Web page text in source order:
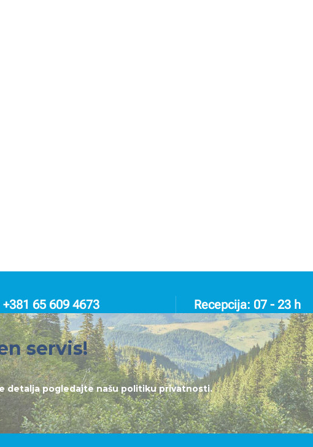
+381 65 609 4673 Recepcija: 07 - 23 h
servis!
detalja pogledajte našupolitiku privatnosti.